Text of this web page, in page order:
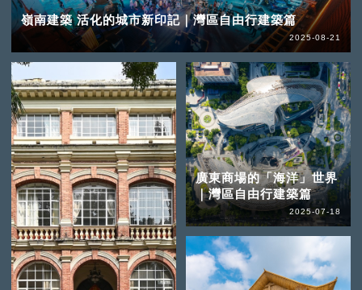
嶺南建築 活化的城市新印記｜灣區自由行建築篇
2025-08-21
廣東商場的「海洋」世界
｜灣區自由行建築篇
2025-07-18